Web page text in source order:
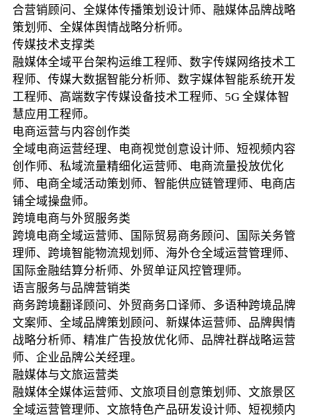
合营销顾问、全媒体传播策划设计师、融媒体品牌战略
策划师、全媒体舆情战略分析师。
传媒技术支撑类
融媒体全域平台架构运维工程师、数字传媒网络技术工
程师、传媒大数据智能分析师、数字媒体智能系统开发
工程师、高端数字传媒设备技术工程师、5G 全媒体智
慧应用工程师。
电商运营与内容创作类
全域电商运营经理、电商视觉创意设计师、短视频内容
创作师、私域流量精细化运营师、电商流量投放优化
师、电商全域活动策划师、智能供应链管理师、电商店
铺全域操盘师。
跨境电商与外贸服务类
跨境电商全域运营师、国际贸易商务顾问、国际关务管
理师、跨境智能物流规划师、海外仓全域运营管理师、
国际金融结算分析师、外贸单证风控管理师。
语言服务与品牌营销类
商务跨境翻译顾问、外贸商务口译师、多语种跨境品牌
文案师、全域品牌策划顾问、新媒体运营师、品牌舆情
战略分析师、精准广告投放优化师、品牌社群战略运营
师、企业品牌公关经理。
融媒体与文旅运营类
融媒体全媒体运营师、文旅项目创意策划师、文旅景区
全域运营管理师、文旅特色产品研发设计师、短视频内